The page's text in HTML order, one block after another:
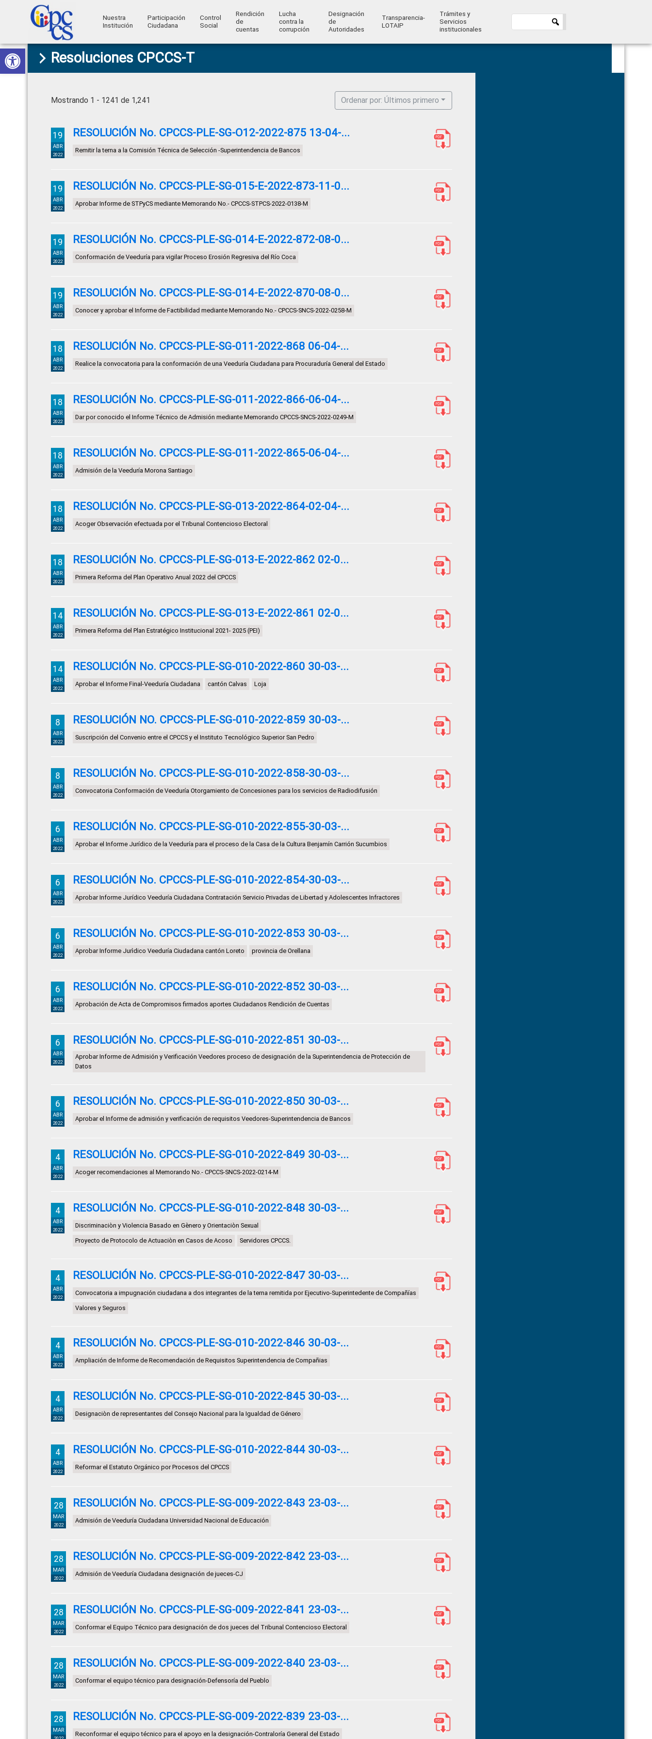
Abrir barra de herramientas
Skip
to
primary
Skip
to
main
Skip
to
primary
Skip
to
footer
Consejo
de
Ciudadana
Control
Social
Construyendo
Poder
Ciudadano
Nuestra
Institución
Participación
Ciudadana
Control
Social
Rendición
de
cuentas
Lucha
contra la
corrupción
Designación
de
Autoridades
Transparencia-
LOTAIP
Trámites y
Servicios
institucionales
Resoluciones CPCCS-T
Mostrando 1 - 1241 de 1,241 Ordenar por: Últimos primero
19
ABR
2022
RESOLUCIÓN No. CPCCS-PLE-SG-O12-2022-875 13-04-...
Remitir la terna a la Comisión Técnica de Selección -Superintendencia de Bancos
19
ABR
2022
RESOLUCIÓN No. CPCCS-PLE-SG-015-E-2022-873-11-0...
Aprobar Informe de STPyCS mediante Memorando No.- CPCCS-STPCS-2022-0138-M
19
ABR
2022
RESOLUCIÓN No. CPCCS-PLE-SG-014-E-2022-872-08-0...
Conformación de Veeduría para vigilar Proceso Erosión Regresiva del Río Coca
19
ABR
2022
RESOLUCIÓN No. CPCCS-PLE-SG-014-E-2022-870-08-0...
Conocer y aprobar el Informe de Factibilidad mediante Memorando No.- CPCCS-SNCS-2022-0258-M
18
ABR
2022
RESOLUCIÓN No. CPCCS-PLE-SG-011-2022-868 06-04-...
Realice la convocatoria para la conformación de una Veeduría Ciudadana para Procuraduría General del Estado
18
ABR
2022
RESOLUCIÓN No. CPCCS-PLE-SG-011-2022-866-06-04-...
Dar por conocido el Informe Técnico de Admisión mediante Memorando CPCCS-SNCS-2022-0249-M
18
ABR
2022
RESOLUCIÓN No. CPCCS-PLE-SG-011-2022-865-06-04-...
Admisión de la Veeduría Morona Santiago
18
ABR
2022
RESOLUCIÓN No. CPCCS-PLE-SG-013-2022-864-02-04-...
Acoger Observación efectuada por el Tribunal Contencioso Electoral
18
ABR
2022
RESOLUCIÓN No. CPCCS-PLE-SG-013-E-2022-862 02-0...
Primera Reforma del Plan Operativo Anual 2022 del CPCCS
14
ABR
2022
RESOLUCIÓN No. CPCCS-PLE-SG-013-E-2022-861 02-0...
Primera Reforma del Plan Estratégico Institucional 2021- 2025 (PEI)
14
ABR
2022
RESOLUCIÓN No. CPCCS-PLE-SG-010-2022-860 30-03-...
Aprobar el Informe Final-Veeduría Ciudadana cantón Calvas Loja
8
ABR
2022
RESOLUCIÓN NO. CPCCS-PLE-SG-010-2022-859 30-03-...
Suscripción del Convenio entre el CPCCS y el Instituto Tecnológico Superior San Pedro
8
ABR
2022
RESOLUCIÓN No. CPCCS-PLE-SG-010-2022-858-30-03-...
Convocatoria Conformación de Veeduría Otorgamiento de Concesiones para los servicios de Radiodifusión
6
ABR
2022
RESOLUCIÓN No. CPCCS-PLE-SG-010-2022-855-30-03-...
Aprobar el Informe Jurídico de la Veeduría para el proceso de la Casa de la Cultura Benjamín Carrión Sucumbios
6
ABR
2022
RESOLUCIÓN No. CPCCS-PLE-SG-010-2022-854-30-03-...
Aprobar Informe Jurídico Veeduría Ciudadana Contratación Servicio Privadas de Libertad y Adolescentes Infractores
6
ABR
2022
RESOLUCIÓN No. CPCCS-PLE-SG-010-2022-853 30-03-...
Aprobar Informe Jurìdico Veeduría Ciudadana cantón Loreto provincia de Orellana
6
ABR
2022
RESOLUCIÓN No. CPCCS-PLE-SG-010-2022-852 30-03-...
Aprobación de Acta de Compromisos firmados aportes Ciudadanos Rendición de Cuentas
6
ABR
2022
RESOLUCIÓN No. CPCCS-PLE-SG-010-2022-851 30-03-...
Aprobar Informe de Admisión y Verificación Veedores proceso de designación de la Superintendencia de Protección de
Datos
6
ABR
2022
RESOLUCIÓN No. CPCCS-PLE-SG-010-2022-850 30-03-...
Aprobar el Informe de admisión y verificación de requisitos Veedores-Superintendencia de Bancos
4
ABR
2022
RESOLUCIÓN No. CPCCS-PLE-SG-010-2022-849 30-03-...
Acoger recomendaciones al Memorando No.- CPCCS-SNCS-2022-0214-M
4
ABR
2022
RESOLUCIÓN No. CPCCS-PLE-SG-010-2022-848 30-03-...
Discriminaciòn y Violencia Basado en Gènero y Orientaciòn Sexual
Proyecto de Protocolo de Actuaciòn en Casos de Acoso Servidores CPCCS.
4
ABR
2022
RESOLUCIÓN No. CPCCS-PLE-SG-010-2022-847 30-03-...
Convocatoria a impugnación ciudadana a dos integrantes de la terna remitida por Ejecutivo-Superintedente de Compañías
Valores y Seguros
4
ABR
2022
RESOLUCIÓN No. CPCCS-PLE-SG-010-2022-846 30-03-...
Ampliación de Informe de Recomendación de Requisitos Superintendencia de Compañias
4
ABR
2022
RESOLUCIÓN No. CPCCS-PLE-SG-010-2022-845 30-03-...
Designaciòn de representantes del Consejo Nacional para la Igualdad de Género
4
ABR
2022
RESOLUCIÓN No. CPCCS-PLE-SG-010-2022-844 30-03-...
Reformar el Estatuto Orgánico por Procesos del CPCCS
28
MAR
2022
RESOLUCIÓN No. CPCCS-PLE-SG-009-2022-843 23-03-...
Admisión de Veeduría Ciudadana Universidad Nacional de Educación
28
MAR
2022
RESOLUCIÓN No. CPCCS-PLE-SG-009-2022-842 23-03-...
Admisión de Veeduría Ciudadana designación de jueces-CJ
28
MAR
2022
RESOLUCIÓN No. CPCCS-PLE-SG-009-2022-841 23-03-...
Conformar el Equipo Técnico para designación de dos jueces del Tribunal Contencioso Electoral
28
MAR
2022
RESOLUCIÓN No. CPCCS-PLE-SG-009-2022-840 23-03-...
Conformar el equipo técnico para designación-Defensoría del Pueblo
28
MAR
RESOLUCIÓN No. CPCCS-PLE-SG-009-2022-839 23-03-...
Reconformar el equipo técnico para el apoyo en la designación-Contraloría General del Estado